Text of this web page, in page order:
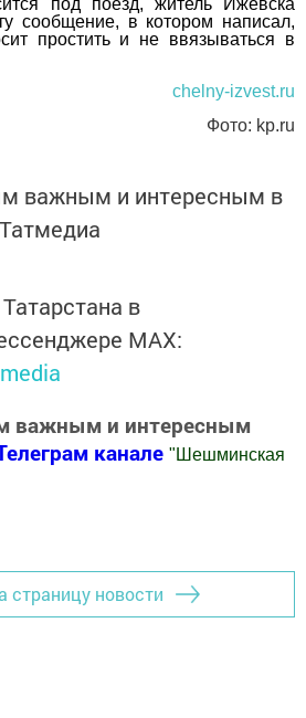
под поезд, житель Ижевска
сообщение, в котором написал,
простить и не ввязываться в
chelny-izvest.ru
Фото: kp.ru
важным и интересным в
Татмедиа
в
MАХ:
важным и интересным
канале " Шешминская
страницу новости